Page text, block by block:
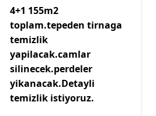
4+1 155m2
toplam.tepeden tirnaga
temizlik
yapilacak.camlar
silinecek.perdeler
yikanacak.Detayli
temizlik istiyoruz.